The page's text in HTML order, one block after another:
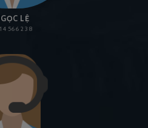
LỆ
566 238